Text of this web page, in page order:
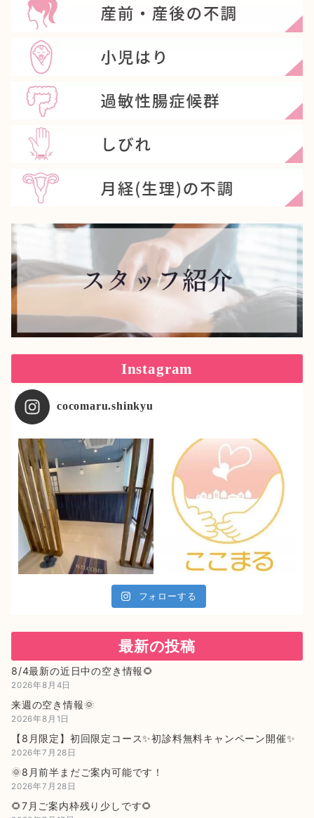
Instagram
cocomaru.shinkyu
フォローする
最新の投稿
8/4最新の近日中の空き情報🌻
2026年8月4日
来週の空き情報🌞
2026年8月1日
【8月限定】初回限定コース✨初診料無料キャンペーン開催✨
2026年7月28日
🌞8月前半まだご案内可能です！
2026年7月28日
🌻7月ご案内枠残り少しです🌻